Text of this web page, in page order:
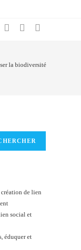
la biodiversité
de lien
social et
éduquer et